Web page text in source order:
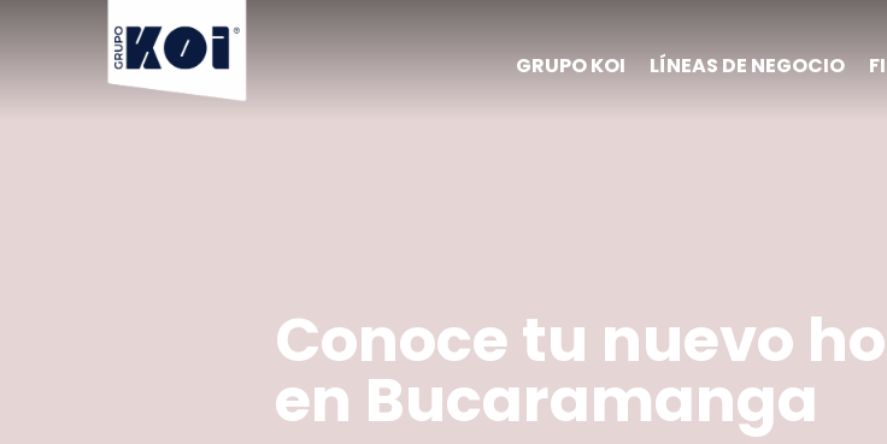
GRUPO KOI LÍNEAS DE NEGOCIO
Conoce tu nuevo
en Bucaramanga